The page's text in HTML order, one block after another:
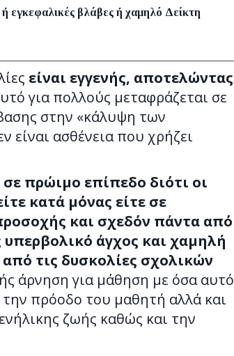
εγκεφαλικές βλάβες ή χαμηλό Δείκτη
είναι εγγενής, αποτελώντας
για πολλούς μεταφράζεται σε
στην «κάλυψη των
είναι ασθένεια που χρήζει
πρώιμο επίπεδο διότι οι
κατά μόνας είτε σε
και σχεδόν πάντα από
άγχος και χαμηλή
τις δυσκολίες σχολικών
άρνηση για μάθηση με όσα αυτό
την πρόοδο του μαθητή αλλά και
ζωής καθώς και την